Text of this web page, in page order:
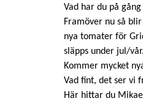
Vad har du på
Framöver nu så
nya tomater för
släpps under jul/vår.
Kommer mycket
Vad fint, det ser vi
Här hittar du